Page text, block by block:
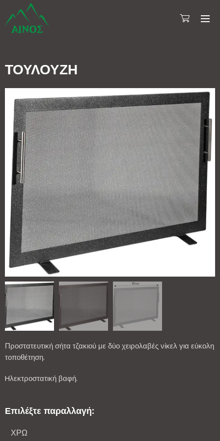
ΤΟΥΛΟΥΖΗ
Προστατευτική σήτα τζακιού με δύο χειρολαβές νίκελ για εύκολη
τοποθέτηση.
Hλεκτροστατική βαφή.
Επιλέξτε παραλλαγή:
ΧΡΩ